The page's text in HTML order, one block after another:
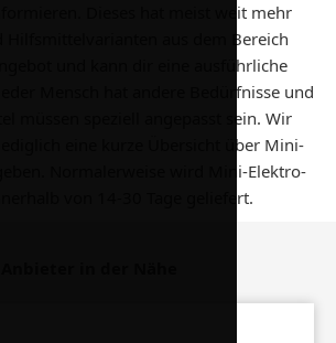
Dieses hat meist weit mehr
aus dem Bereich
und kann dir eine ausführliche
Mensch hat andere Bedürfnisse und
müssen speziell angepasst sein. Wir
eine kurze Übersicht über Mini-
Normalerweise wird Mini-Elektro-
von 14-30 Tage geliefert.